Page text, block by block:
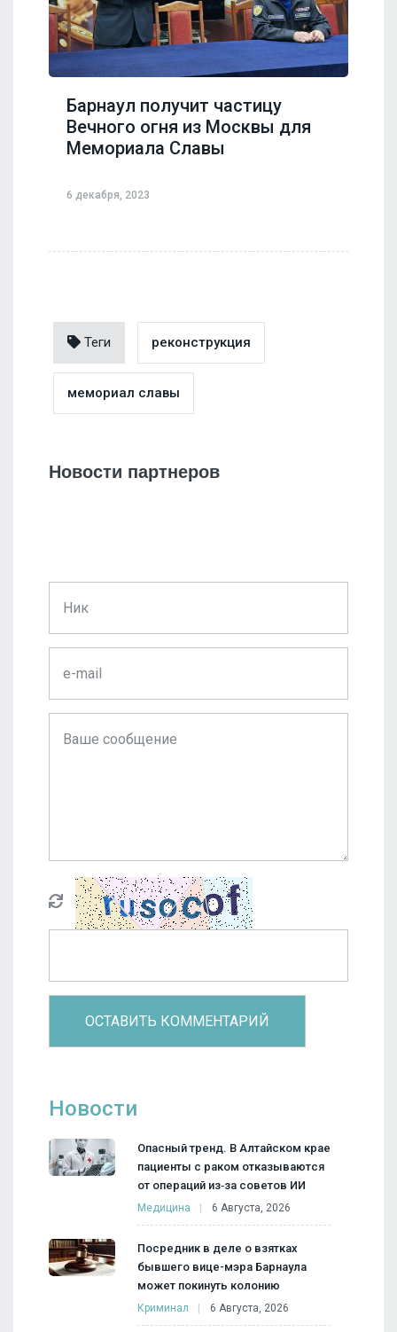
Барнаул получит частицу
Вечного огня из Москвы для
Мемориала Славы
6 декабря, 2023
Теги реконструкция
мемориал славы
Новости партнеров
Новости
Опасный тренд. В Алтайском крае
пациенты с раком отказываются
от операций из‑за советов ИИ
Медицина 6 Августа, 2026
Посредник в деле о взятках
бывшего вице-мэра Барнаула
может покинуть колонию
Криминал 6 Августа, 2026